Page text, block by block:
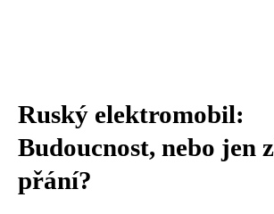
Ruský elektromobil:
Budoucnost, nebo jen
přání?